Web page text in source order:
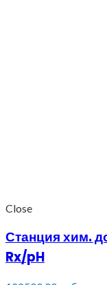
Close
Станция хим.
Rx/pH